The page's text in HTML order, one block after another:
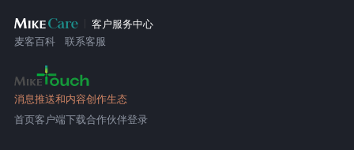
客户服务中心
麦客百科
联系客服
消息推送和内容创作生态
首页客户端下载合作伙伴登录